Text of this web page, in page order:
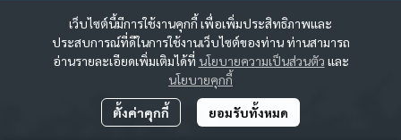
เว็บไซต์นี้มีการใช้งานคุกกี้ เพื่อเพิ่มประสิทธิภาพและ
ประสบการณ์ที่ดีในการใช้งานเว็บไซต์ของท่าน ท่านสามารถ
อ่านรายละเอียดเพิ่มเติมได้ที่ นโยบายความเป็นส่วนตัว และ
นโยบายคุกกี้
ตั้งค่าคุกกี้ ยอมรับทั้งหมด